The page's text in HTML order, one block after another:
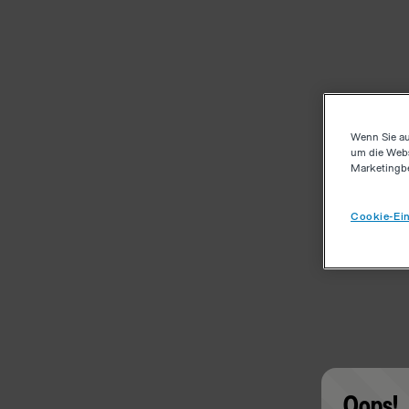
Wenn Sie
um die
Cookie-